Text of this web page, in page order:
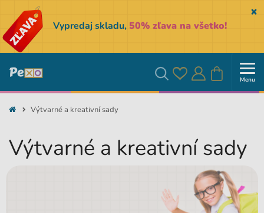
Vypredaj skladu, 50% zľava na všetko!
Vyhľadávanie
Obľúbené
Prihlásiť
Košík Menu
Výtvarné a kreativní sady
Výtvarné a kreativní sady